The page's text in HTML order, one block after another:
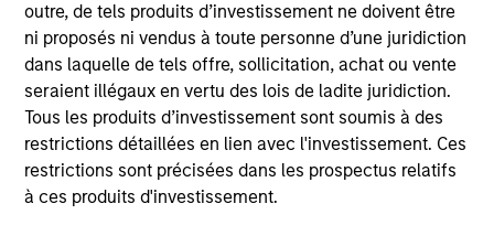
outre, de tels produits d’investissement ne doivent être
ni proposés ni vendus à toute personne d’une juridiction
dans laquelle de tels offre, sollicitation, achat ou vente
seraient illégaux en vertu des lois de ladite juridiction.
Tous les produits d’investissement sont soumis à des
restrictions détaillées en lien avec l'investissement. Ces
restrictions sont précisées dans les prospectus relatifs
à ces produits d'investissement.
The Desire to be Different
The only way you can beat a benchmark is if you are
willing to be different from it. Our high quality investment
process is designed to do just that. We seek to build a
focused portfolio of high quality companies where
position and sector weights are a byproduct of stock-
specific conviction. Our investment process is also
designed to take advantage of a much longer investment